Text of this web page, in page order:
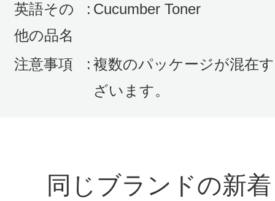
すべての2件のクチコミを見る
クチコミを投稿する
英語その
他の品名
: Cucumber Toner
注意事項 : 複数のパッケージが混在
ざいます。
同じブランドの新